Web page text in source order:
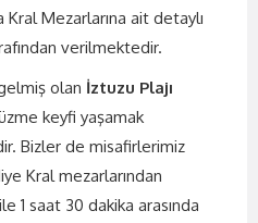
Mezarlarına ait detaylı
verilmektedir.
olan İztuzu Plajı
keyfi yaşamak
Bizler de misafirlerimiz
Kral mezarlarından
1 saat 30 dakika arasında